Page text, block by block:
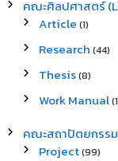
คณะศิลปศาสตร์
Article (1)
Research (44)
Thesis(8)
Work Manual
คณะสถาปัตยกรร
Project(99)